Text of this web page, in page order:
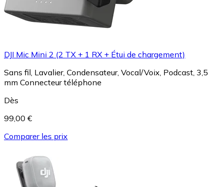
DJI Mic Mini 2 (2 TX + 1 RX + Étui de chargement)
Sans fil, Lavalier, Condensateur, Vocal/Voix, Podcast, 3,5
mm Connecteur téléphone
Dès
99,00 €
Comparer les prix